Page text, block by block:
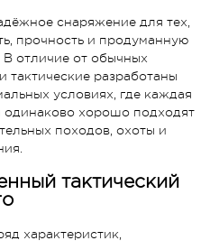
снаряжение для тех,
прочность и продуманную
В отличие от обычных
тактические разработаны
условиях, где каждая
одинаково хорошо подходят
походов, охоты и
тактический
характеристик,